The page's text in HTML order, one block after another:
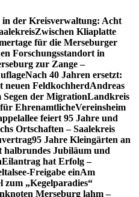
in der Kreisverwaltung: Acht
Zwischen Kliaplatte
für die Merseburger
Forschungsstandort in
zur Zange –
Nach 40 Jahren ersetzt:
neuen FeldkochherdAndreas
der MigrationLandkreis
EhrenamtlicheVereinsheim
feiert 95 Jahre und
Ortschaften – Saalekreis
95 Jahre Kleingärten an
Jubiläum und
Eilantrag hat Erfolg –
Freigabe einAm
zum „Kegelparadies“
Merseburg lahm –